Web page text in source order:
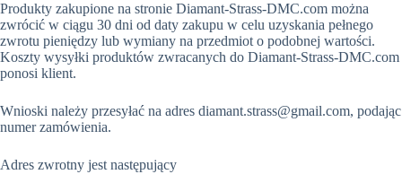
Produkty zakupione na stronie Diamant-Strass-DMC.com można
zwrócić w ciągu 30 dni od daty zakupu w celu uzyskania pełnego
zwrotu pieniędzy lub wymiany na przedmiot o podobnej wartości.
Koszty wysyłki produktów zwracanych do Diamant-Strass-DMC.com
ponosi klient.
Wnioski należy przesyłać na adres diamant.strass@gmail.com, podając
numer zamówienia.
Adres zwrotny jest następujący